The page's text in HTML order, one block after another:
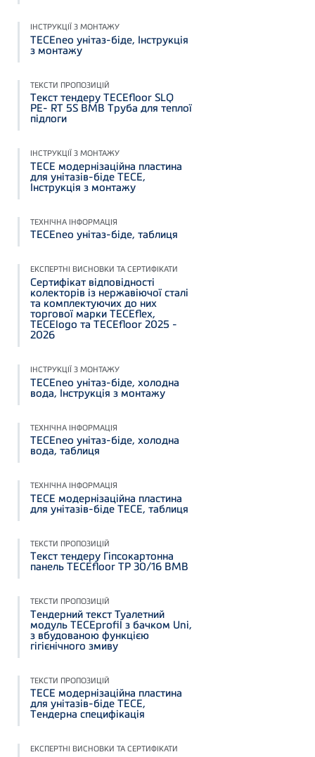
ІНСТРУКЦІЇ З МОНТАЖУ
TECEneo унітаз-біде, Інструкція
з монтажу
ТЕКСТИ ПРОПОЗИЦІЙ
Текст тендеру TECEfloor SLQ
PE- RT 5S BMB Труба для теплої
підлоги
ІНСТРУКЦІЇ З МОНТАЖУ
TECE модернізаційна пластина
для унітазів-біде TECE,
Інструкція з монтажу
ТЕХНІЧНА ІНФОРМАЦІЯ
TECEneo унітаз-біде, таблиця
ЕКСПЕРТНІ ВИСНОВКИ ТА СЕРТИФІКАТИ
Сертифікат відповідності
колекторів із нержавіючої сталі
та комплектуючих до них
торгової марки TECEflex,
TECElogo та TECEfloor 2025 -
2026
ІНСТРУКЦІЇ З МОНТАЖУ
TECEneo унітаз-біде, холодна
вода, Інструкція з монтажу
ТЕХНІЧНА ІНФОРМАЦІЯ
TECEneo унітаз-біде, холодна
вода, таблиця
ТЕХНІЧНА ІНФОРМАЦІЯ
TECE модернізаційна пластина
для унітазів-біде TECE, таблиця
ТЕКСТИ ПРОПОЗИЦІЙ
Текст тендеру Гіпсокартонна
панель TECEfloor TP 30/16 BMB
ТЕКСТИ ПРОПОЗИЦІЙ
Тендерний текст Туалетний
модуль TECEprofil з бачком Uni,
з вбудованою функцією
гігієнічного змиву
ТЕКСТИ ПРОПОЗИЦІЙ
TECE модернізаційна пластина
для унітазів-біде TECE,
Тендерна специфікація
ЕКСПЕРТНІ ВИСНОВКИ ТА СЕРТИФІКАТИ